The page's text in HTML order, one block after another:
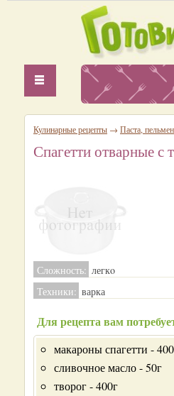
Кулинарные рецепты → Паста,
Спагетти отварные с
Сложность: легкo
Техники: варка
Для рецепта вам
макароны спагетти -
сливочное масло - 50г
творог - 400г